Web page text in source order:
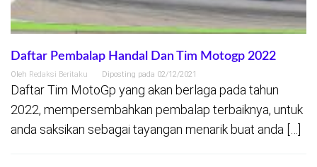
Daftar Pembalap Handal Dan Tim Motogp 2022
Oleh Redaksi Beritaku Diposting pada 02/12/2021
Daftar Tim MotoGp yang akan berlaga pada tahun
2022, mempersembahkan pembalap terbaiknya, untuk
anda saksikan sebagai tayangan menarik buat anda […]